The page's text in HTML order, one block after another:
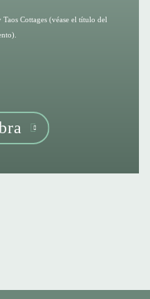
Cottages (véase el título del